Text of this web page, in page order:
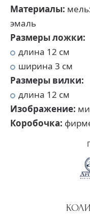
Материалы:
эмаль
Размеры ложки:
длина 12 см
ширина 3 см
Размеры вилки:
длина 12 см
Изображение:
Коробочка: